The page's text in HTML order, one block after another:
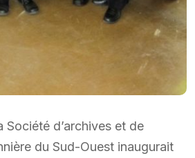
Société d’archives et de
du Sud-Ouest inaugurait